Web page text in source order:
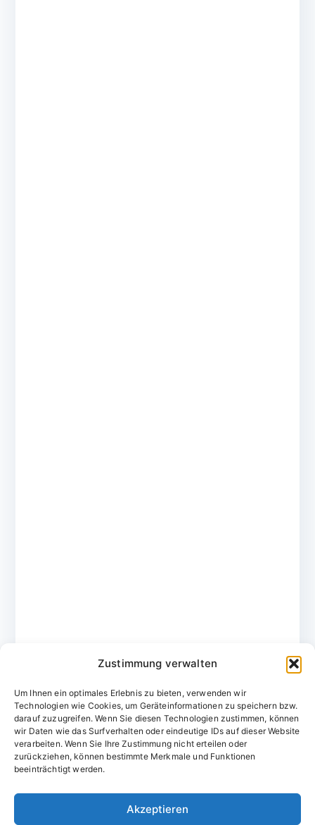
Zustimmung verwalten
Um Ihnen ein optimales Erlebnis zu bieten, verwenden wir
Technologien wie Cookies, um Geräteinformationen zu speichern bzw.
darauf zuzugreifen. Wenn Sie diesen Technologien zustimmen, können
wir Daten wie das Surfverhalten oder eindeutige IDs auf dieser Website
verarbeiten. Wenn Sie Ihre Zustimmung nicht erteilen oder
zurückziehen, können bestimmte Merkmale und Funktionen
beeinträchtigt werden.
Akzeptieren
Domainvergabestelle.de